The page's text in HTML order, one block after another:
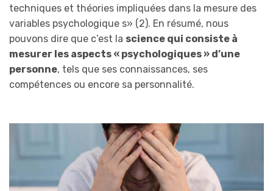
techniques et théories impliquées dans la mesure des
variables psychologique s» (2). En résumé, nous
pouvons dire que c’est la science qui consiste à
mesurer les aspects « psychologiques » d’une
personne, tels que ses connaissances, ses
compétences ou encore sa personnalité.